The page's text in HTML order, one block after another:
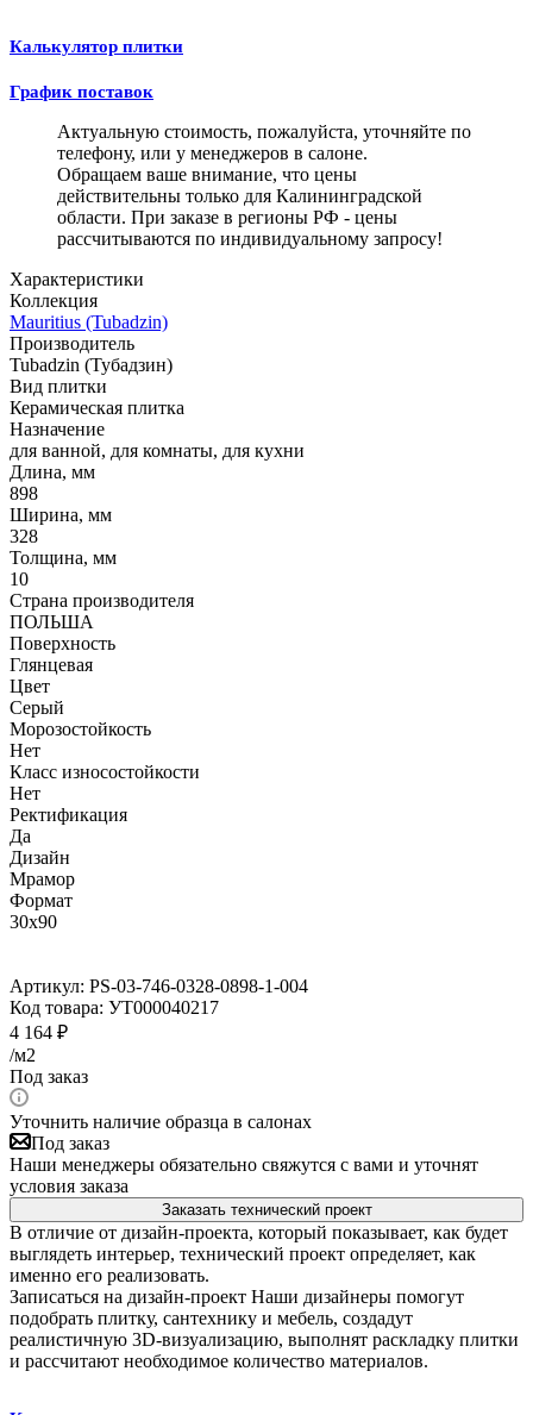
Калькулятор плитки
График поставок
Актуальную стоимость, пожалуйста, уточняйте по
телефону, или у менеджеров в салоне.
Обращаем ваше внимание, что цены
действительны только для Калининградской
области. При заказе в регионы РФ - цены
рассчитываются по индивидуальному запросу!
Характеристики
Коллекция
Mauritius (Tubadzin)
Производитель
Tubadzin (Тубадзин)
Вид плитки
Керамическая плитка
Назначение
для ванной, для комнаты, для кухни
Длина, мм
898
Ширина, мм
328
Толщина, мм
10
Страна производителя
ПОЛЬША
Поверхность
Глянцевая
Цвет
Серый
Морозостойкость
Нет
Класс износостойкости
Нет
Ректификация
Да
Дизайн
Мрамор
Формат
30x90
Артикул: PS-03-746-0328-0898-1-004
Код товара: УТ000040217
4 164 ₽
/м2
Под заказ
Уточнить наличие образца в салонах
Под заказ
Наши менеджеры обязательно свяжутся с вами и уточнят
условия заказа
Заказать технический проект
В отличие от дизайн-проекта, который показывает, как будет
выглядеть интерьер, технический проект определяет, как
именно его реализовать.
Записаться на дизайн-проект Наши дизайнеры помогут
подобрать плитку, сантехнику и мебель, создадут
реалистичную 3D-визуализацию, выполнят раскладку плитки
и рассчитают необходимое количество материалов.